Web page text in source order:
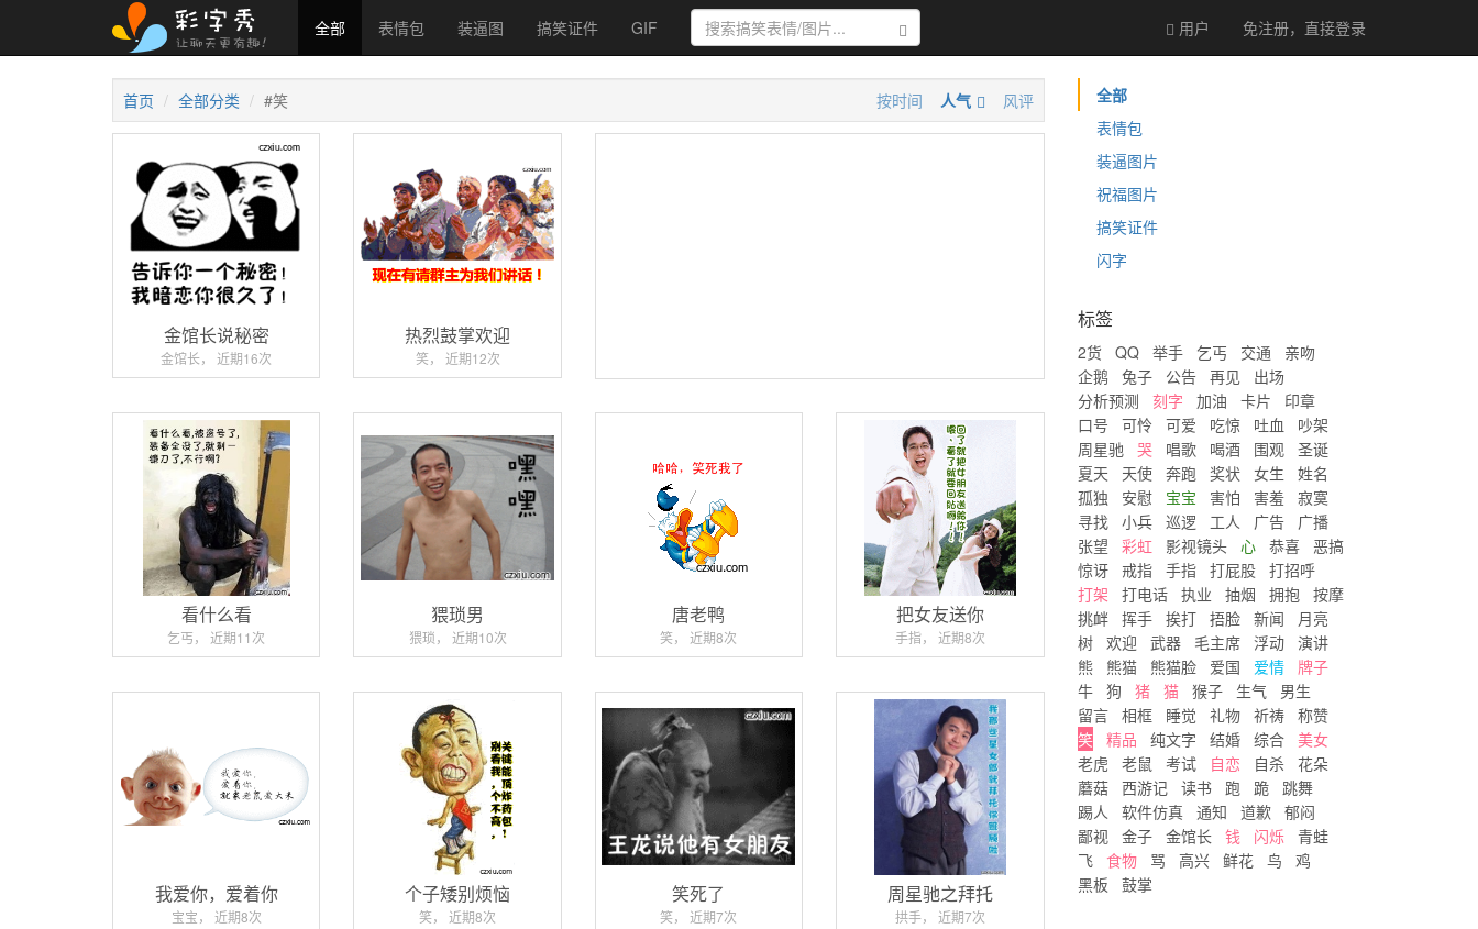
全部 表情包 装逼图 搞笑证件 GIF 搜索 用户 免注册，直接登录
首页 全部分类 #笑 按时间 人气 风评
金馆长说秘密
金馆长， 近期16次
热烈鼓掌欢迎
笑， 近期12次
看什么看
乞丐， 近期11次
猥琐男
猥琐， 近期10次
唐老鸭
笑， 近期8次
把女友送你
手指， 近期8次
我爱你，爱着你
宝宝， 近期8次
个子矮别烦恼
笑， 近期8次
笑死了
笑， 近期7次
周星驰之拜托
拱手， 近期7次
全部
表情包
装逼图片
祝福图片
搞笑证件
闪字
标签
2货 QQ 举手 乞丐 交通
亲吻
企鹅
兔子 公告 再见
出场
分析预测
刻字 加油 卡片
印章
口号
可怜 可爱 吃惊 吐血
吵架
周星驰
哭 唱歌 喝酒 围观
圣诞
夏天
天使 奔跑 奖状 女生
姓名
孤独
安慰 宝宝 害怕 害羞
寂寞
寻找
小兵 巡逻 工人 广告
广播
张望
彩虹 影视镜头 心 恭喜
恶搞
惊讶
戒指 手指 打屁股
打招呼
打架
打电话 执业 抽烟 拥抱
按摩
挑衅
挥手 挨打 捂脸 新闻
月亮
树
欢迎 武器 毛主席 浮动
演讲
熊
熊猫 熊猫脸 爱国 爱情
牌子
牛
狗 猪 猫 猴子 生气
男生
留言
相框 睡觉 礼物 祈祷
称赞
笑
精品 纯文字 结婚 综合
美女
老虎
老鼠 考试 自恋 自杀
花朵
蘑菇
西游记 读书 跑 跪
跳舞
踢人
软件仿真 通知 道歉
郁闷
鄙视
金子 金馆长 钱 闪烁
青蛙
飞
食物 骂 高兴 鲜花 鸟
鸡
黑板
鼓掌